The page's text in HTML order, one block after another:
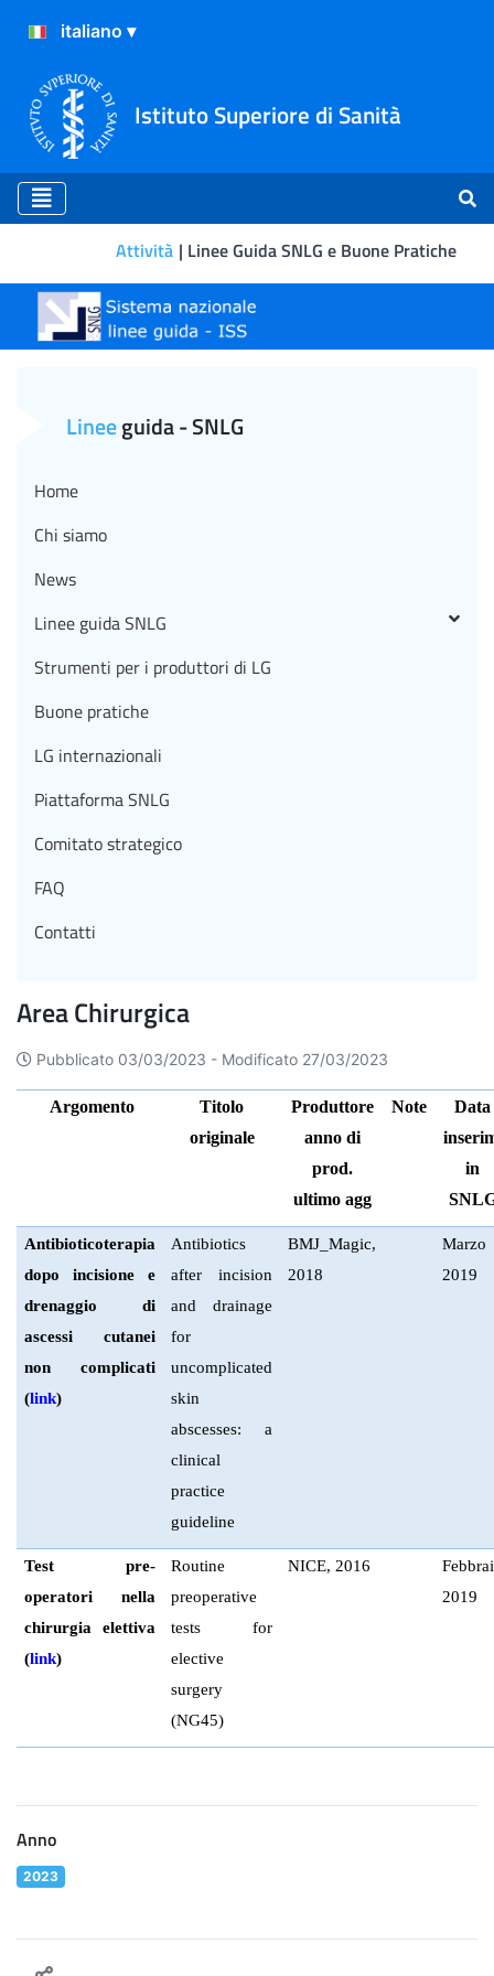
Istituto Superiore di Sanità
Attività Linee Guida SNLG e Buone Pratiche
Area Chirurgica
Area Chirurgica
Pubblicato 03/03/2023 - Modificato 27/03/2023
Argomento
Titolo
originale
Produttore
anno di
prod.
ultimo agg
Note
Data
in
Antibioticoterapia
dopo incisione e
drenaggio di
ascessi cutanei
non complicati
(link)
Antibiotics
after incision
and drainage
for
uncomplicated
skin
abscesses: a
clinical
practice
guideline
BMJ_Magic,
2018
Marzo
2019
Test pre-
operatori nella
chirurgia elettiva
(link)
Routine
preoperative
tests for
elective
surgery
(NG45)
NICE, 2016
2019
Anno
2023
Lineeguida - SNLG
Home
Chi siamo
News
Linee guida SNLG
Strumenti per i produttori di LG
Buone pratiche
LG internazionali
Piattaforma SNLG
Comitato strategico
FAQ
Contatti